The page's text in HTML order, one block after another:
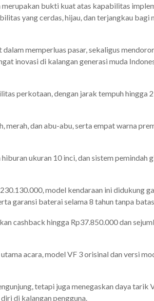
merupakan bukti kuat atas kapabilitas
yang cerdas, hijau, dan terjangkau bagi
memperluas pasar, sekaligus
inovasi di kalangan generasi muda
perkotaan, dengan jarak tempuh hingga
merah, dan abu-abu, serta empat warna
ukuran 10 inci, dan sistem pemindah
model kendaraan ini didukung
garansi baterai selama 8 tahun tanpa
cashback hingga Rp37.850.000 dan
acara, model VF 3 orisinal dan versi
tetapi juga menegaskan daya tarik
di kalangan pengguna.